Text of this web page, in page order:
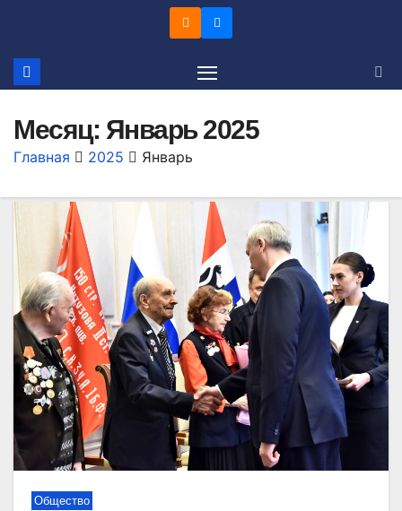
содержимому
Месяц: Январь 2025
Главная 2025 Январь
Общество